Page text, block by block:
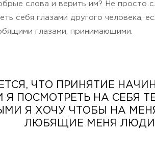
слова и верить им? Не просто
себя глазами другого человека,
глазами, принимающими.
ЧТО ПРИНЯТИЕ
Я ПОСМОТРЕТЬ НА СЕБЯ
Я ХОЧУ ЧТОБЫ НА
ЛЮБЯЩИЕ МЕНЯ